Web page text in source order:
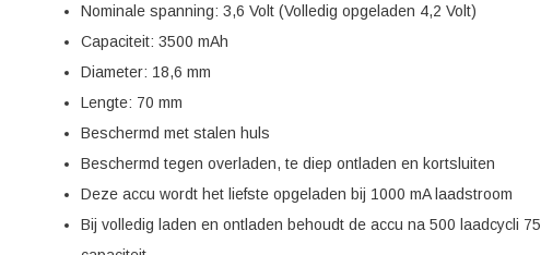
Nominale spanning: 3,6 Volt (Volledig opgeladen 4,2 Volt)
Capaciteit: 3500 mAh
Diameter: 18,6 mm
Lengte: 70 mm
Beschermd met stalen huls
Beschermd tegen overladen, te diep ontladen en kortsluiten
Deze accu wordt het liefste opgeladen bij 1000 mA laadstroom
Bij volledig laden en ontladen behoudt de accu na 500 laadcycli